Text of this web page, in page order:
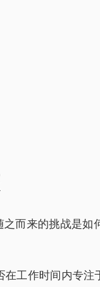
而来的挑战是
工作时间内专